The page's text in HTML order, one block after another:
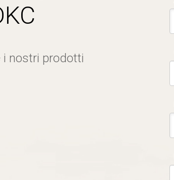
i nostri prodotti